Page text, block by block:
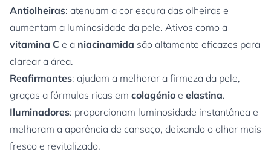
Antiolheiras: atenuam a cor escura das olheiras e
aumentam a luminosidade da pele. Ativos como a
vitamina C e a niacinamida são altamente eficazes para
clarear a área.
Reafirmantes: ajudam a melhorar a firmeza da pele,
graças a fórmulas ricas em colagénio e elastina.
Iluminadores: proporcionam luminosidade instantânea e
melhoram a aparência de cansaço, deixando o olhar mais
fresco e revitalizado.